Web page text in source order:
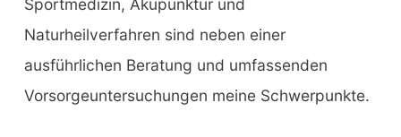
Sportmedizin, Akupunktur und
Naturheilverfahren sind neben einer
ausführlichen Beratung und umfassenden
Vorsorgeuntersuchungen meine Schwerpunkte.